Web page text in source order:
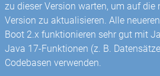
zu dieser Version warten, um auf die
Version zu aktualisieren. Alle
Boot 2.x funktionieren sehr gut mit
Java 17-Funktionen (z. B.
Codebasen verwenden.